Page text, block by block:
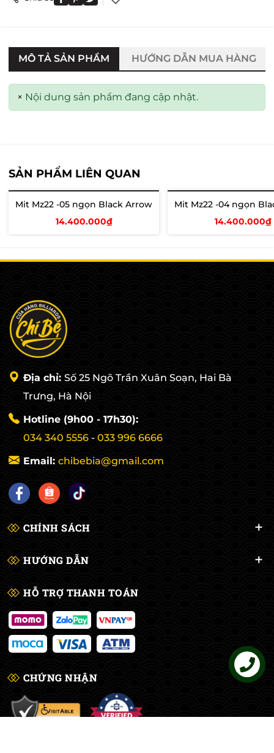
MÔ TẢ SẢN PHẨM HƯỚNG DẪN MUA HÀNG
× Nội dung sản phẩm đang cập nhật.
SẢN PHẨM LIÊN QUAN
Mit Mz22 -05 ngọn Black Arrow
14.400.000₫
Mit Mz22 -04 ngọn
14.400.000₫
Địa chỉ: Số 25 Ngõ Trần Xuân Soạn, Hai Bà
Trưng, Hà Nội
Hotline (9h00 - 17h30):
034 340 5556 - 033 996 6666
Email: chibebia@gmail.com
CHÍNH SÁCH
HƯỚNG DẪN
HỖ TRỢ THANH TOÁN
CHỨNG NHẬN
Liên hệ